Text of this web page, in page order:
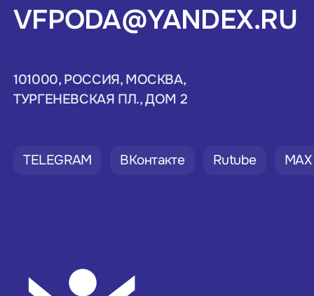
VFPODA@YANDEX.RU
101000, РОССИЯ, МОСКВА,
ТУРГЕНЕВСКАЯ ПЛ., ДОМ 2
TELEGRAM ВКонтакте Rutube MAX